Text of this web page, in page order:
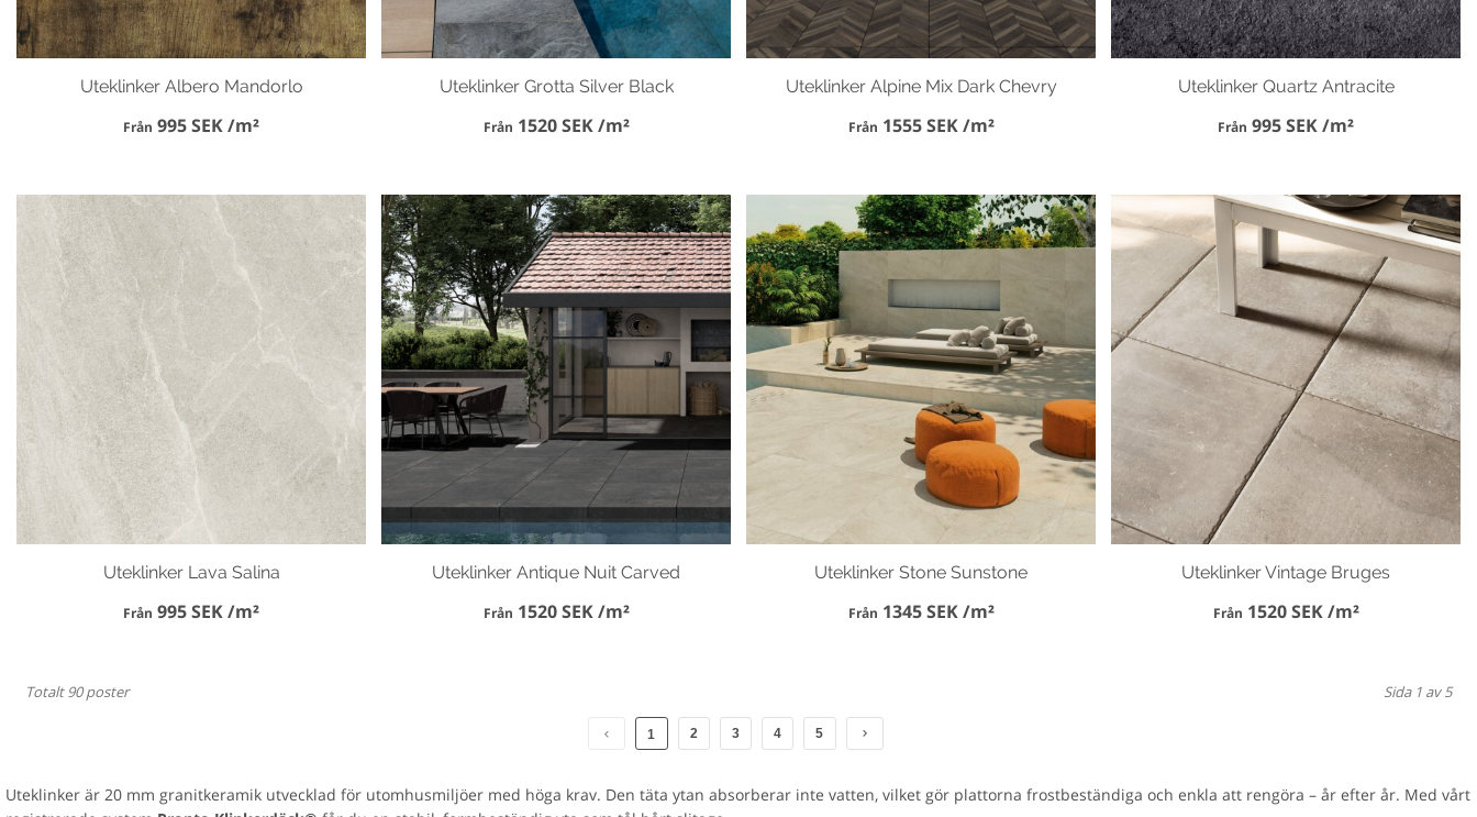
Uteklinker Albero Mandorlo
Från 995 SEK /m²
Uteklinker Grotta Silver Black
Från 1520 SEK /m²
Uteklinker Alpine Mix Dark Chevry
Från 1555 SEK /m²
Uteklinker Quartz Antracite
Från 995 SEK /m²
Uteklinker Lava Salina
Från 995 SEK /m²
Uteklinker Antique Nuit Carved
Från 1520 SEK /m²
Uteklinker Stone Sunstone
Från 1345 SEK /m²
Uteklinker Vintage Bruges
Från 1520 SEK /m²
Totalt 90 poster Sida 1 av 5
1 2 3 4 5
Uteklinker är 20 mm granitkeramik utvecklad för utomhusmiljöer med höga krav. Den täta ytan absorberar inte vatten, vilket gör plattorna frostbeständiga och enkla att rengöra – år efter år. Med vårt